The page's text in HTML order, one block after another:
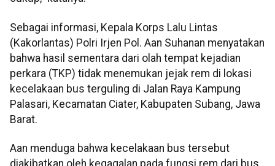
Sebagai informasi, Kepala Korps Lalu Lintas
(Kakorlantas) Polri Irjen Pol. Aan Suhanan menyatakan
bahwa hasil sementara dari olah tempat kejadian
perkara (TKP) tidak menemukan jejak rem di lokasi
kecelakaan bus terguling di Jalan Raya Kampung
Palasari, Kecamatan Ciater, Kabupaten Subang, Jawa
Barat.
Aan menduga bahwa kecelakaan bus tersebut